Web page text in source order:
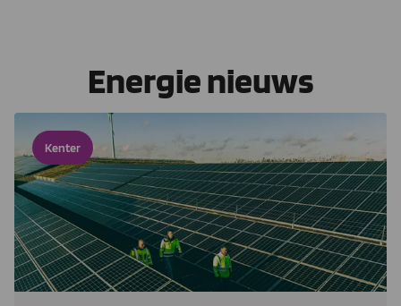
Energie nieuws
Kenter